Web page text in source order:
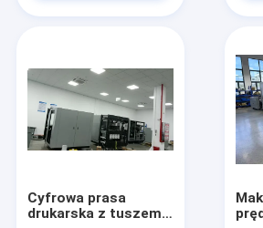
Cyfrowa prasa
drukarska z tuszem